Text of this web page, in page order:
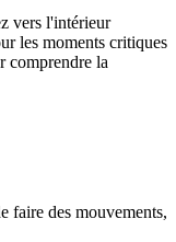
vers l'intérieur
les moments critiques
comprendre la
faire des mouvements,